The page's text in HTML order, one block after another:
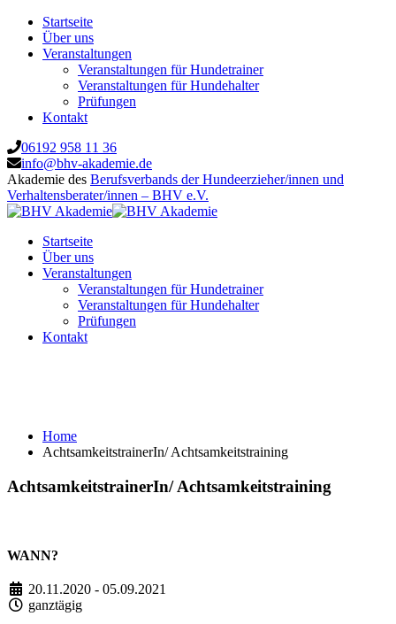
Startseite
Über uns
Veranstaltungen
Veranstaltungen für Hundetrainer
Veranstaltungen für Hundehalter
Prüfungen
Kontakt
06192 958 11 36
info@bhv-akademie.de
Akademie des Berufsverbands der Hundeerzieher/innen und
Verhaltensberater/innen – BHV e.V.
Startseite
Über uns
Veranstaltungen
Veranstaltungen für Hundetrainer
Veranstaltungen für Hundehalter
Prüfungen
Kontakt
Home
AchtsamkeitstrainerIn/ Achtsamkeitstraining
AchtsamkeitstrainerIn/ Achtsamkeitstraining
WANN?
20.11.2020 - 05.09.2021
ganztägig